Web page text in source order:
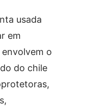
usada
em
o
do chile